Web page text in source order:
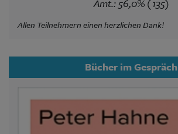
Amt.: 56,0% (135)
Allen Teilnehmern einen herzlichen Dank!
Bücher im Gespräch